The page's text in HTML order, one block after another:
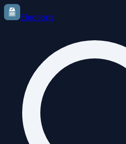
Elections